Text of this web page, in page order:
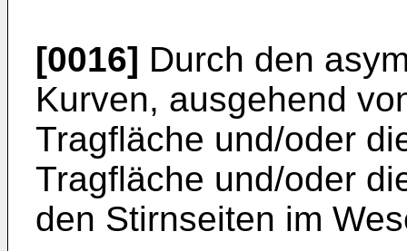
[0016] Durch den
Kurven, ausgehend
Tragfläche und/oder
Tragfläche und/oder
den Stirnseiten im